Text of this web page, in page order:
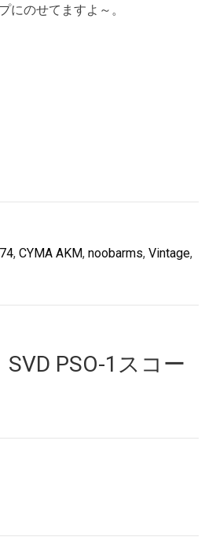
にのせてますよ～。
,CYMA AKM,noobarms,Vintage,
PSO-1スコー